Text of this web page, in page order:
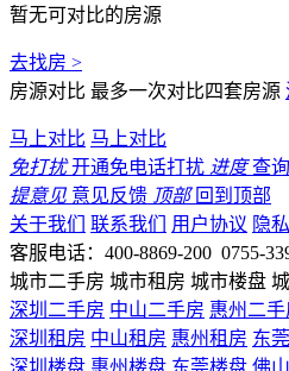
暂无可对比的房源
去找房 >
房源对比 最多一次对比四套房源
马上对比 马上对比
免打扰 开通免电话打扰 进度 查
提意见 意见反馈 顶部 回到顶部
关于我们
联系我们 用户协议 隐
客服电话：400-8869-200 0755-
城市二手房 城市租房 城市楼盘
深圳二手房 中山二手房 惠州二手
深圳租房 中山租房 惠州租房 东
深圳楼盘 惠州楼盘 东莞楼盘 佛